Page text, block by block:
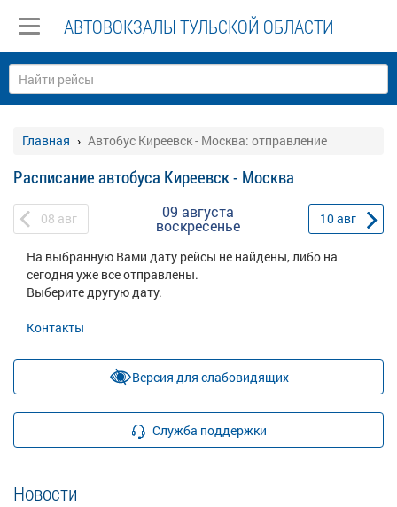
АВТОВОКЗАЛЫ ТУЛЬСКОЙ ОБЛАСТИ
Главная Автобус Киреевск - Москва: отправление
Расписание автобуса Киреевск - Москва
08 авг 09 августа
воскресенье 10авг
На выбранную Вами дату рейсы не найдены, либо на
сегодня уже все отправлены.
Выберите другую дату.
Контакты
Версия для слабовидящих
Служба поддержки
Новости